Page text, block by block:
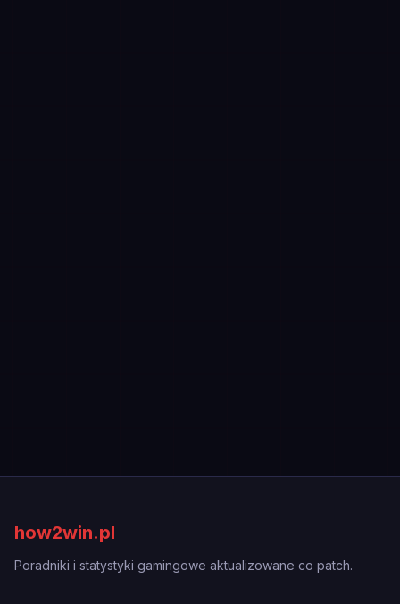
how2win.pl
Poradniki i statystyki gamingowe aktualizowane co patch.